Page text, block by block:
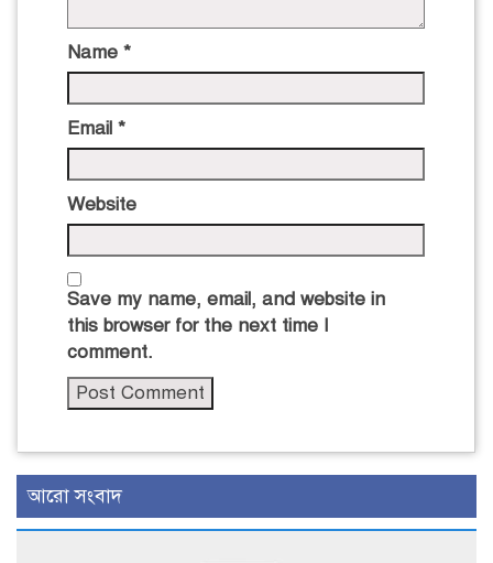
Name *
Email *
Website
Save my name, email, and website in
this browser for the next time I
comment.
আরো সংবাদ